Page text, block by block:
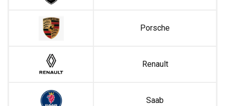
Porsche
Renault
Saab